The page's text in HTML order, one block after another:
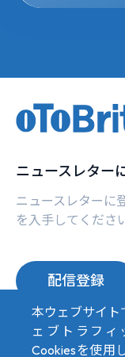
本ウェブサイト
ェブトラフィ
Cookiesを使用
ニュースレター
ニュースレターに
を入手してくださ
配信登録